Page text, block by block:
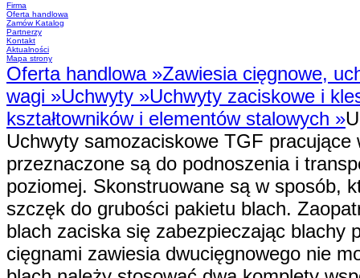
Firma
Oferta handlowa
Zamów Katalog
Partnerzy
Kontakt
Aktualności
Mapa strony
Oferta handlowa »Zawiesia cięgnowe,
wagi »Uchwyty »Uchwyty zaciskowe i
kształtowników i elementów stalowych »
Uchwyty samozaciskowe TGF pracujące
przeznaczone są do podnoszenia i
poziomej. Skonstruowane są w sposób,
szczęk do grubości pakietu blach.
blach zaciska się zabezpieczając blachy
cięgnami zawiesia dwucięgnowego nie